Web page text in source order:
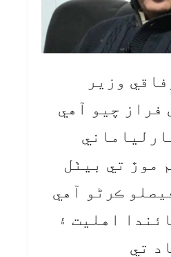
وزير
فراز چيو آهي
موڙ تي بيٺل
ڪرڻو آهي
اهليت ۽
تي